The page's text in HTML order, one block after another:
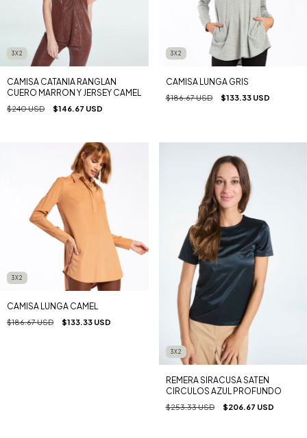
3X2
CAMISA CATANIA RANGLAN
CUERO MARRON Y JERSEY CAMEL
$240 USD $146.67 USD
3X2
CAMISA LUNGA GRIS
$186.67 USD $133.33 USD
3X2
CAMISA LUNGA CAMEL
$186.67 USD $133.33 USD
3X2
REMERA SIRACUSA SATEN
CIRCULOS AZUL PROFUNDO
$253.33 USD $206.67 USD